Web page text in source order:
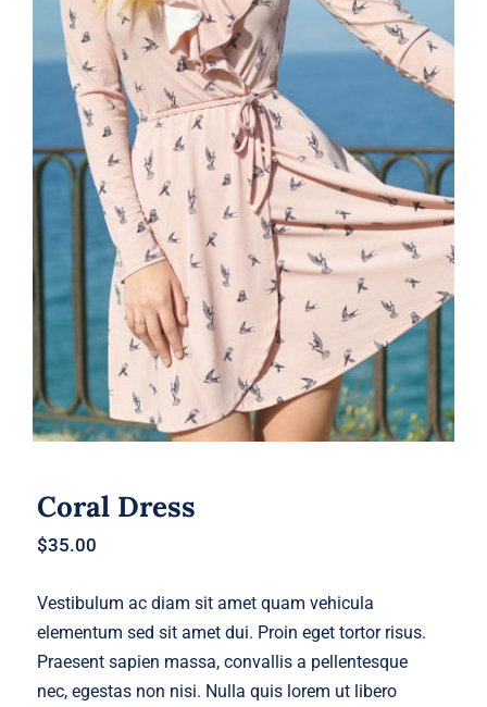
Coral Dress
Coral Dress
$35.00
Vestibulum ac diam sit amet quam vehicula
elementum sed sit amet dui. Proin eget tortor risus.
Praesent sapien massa, convallis a pellentesque
nec, egestas non nisi. Nulla quis lorem ut libero